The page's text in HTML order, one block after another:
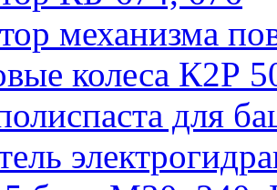
механизма
колеса К2Р
для